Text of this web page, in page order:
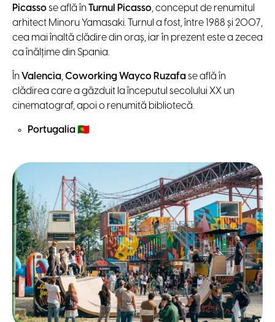
Picassose află înTurnul Picasso, conceput de renumitul
arhitect Minoru Yamasaki. Turnul a fost, între 1988 și 2007,
cea mai înaltă clădire din oraș, iar în prezent este a zecea
ca înălțime din Spania.
ÎnValencia,Coworking Wayco Ruzafase află în
clădirea care a găzduit la începutul secolului XX un
cinematograf, apoi o renumită bibliotecă.
Portugalia 🇵🇹